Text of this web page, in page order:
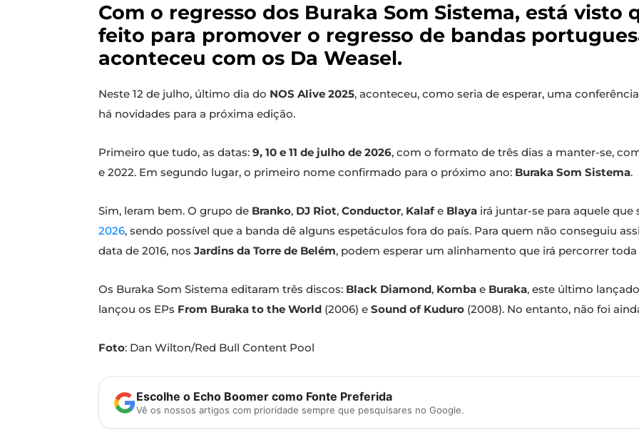
Com o regresso dos Buraka Som Sistema, está visto
feito para promover o regresso de bandas
aconteceu com os Da Weasel.
Neste 12 de julho, último dia do NOS Alive 2025, aconteceu, como seria de esperar, uma
há novidades para a próxima edição.
Primeiro que tudo, as datas: 9, 10 e 11 de julho de 2026, com o formato de três dias a manter-se,
e 2022. Em segundo lugar, o primeiro nome confirmado para o próximo ano: Buraka Som Sistema.
Sim, leram bem. O grupo de Branko, DJ Riot, Conductor, Kalaf e Blaya irá juntar-se para aquele que
2026, sendo possível que a banda dê alguns espetáculos fora do país. Para quem não conseguiu
data de 2016, nos Jardins da Torre de Belém, podem esperar um alinhamento que irá percorrer
Os Buraka Som Sistema editaram três discos: Black Diamond, Komba e Buraka, este último
lançou os EPs From Buraka to the World (2006) e Sound of Kuduro (2008). No entanto, não foi
Foto: Dan Wilton/Red Bull Content Pool
Escolhe o Echo Boomer como Fonte Preferida
Vê os nossos artigos com prioridade sempre que pesquisares no Google.